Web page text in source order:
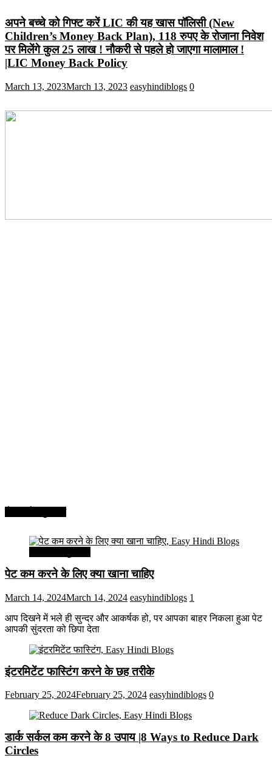
अपने बच्चे को गिफ्ट करें LIC की यह खास पॉलिसी (New
Children’s Money Back Plan), 118 रुपए के रोजाना निवेश
पर मिलेंगे कुल 25 लाख ! नौकरी से पहले हो जाएगा मालामाल !
|LIC Money Back Policy
March 13, 2023March 13, 2023 easyhindiblogs 0
पेट कम करने के लिए क्या खाना चाहिए
March 14, 2024March 14, 2024 easyhindiblogs 1
आप दिखने में भले ही सुन्दर और आकर्षक हो, पर आपका बाहर निकला हुआ पेट
आपकी सुंदरता को छिपा देता
इंटरमिटेंट फास्टिंग करने के छह तरीके
February 25, 2024February 25, 2024 easyhindiblogs 0
डार्क सर्कल कम करने के 8 उपाय |8 Ways to Reduce Dark
Circles